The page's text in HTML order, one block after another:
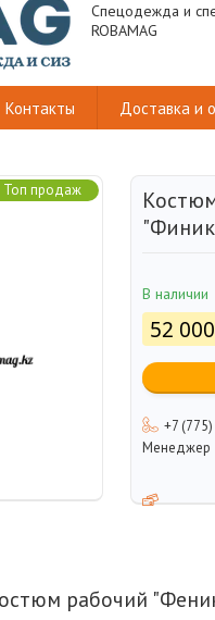
Спецодежда и
ROBAMAG
Контакты Доставка и
Топ продаж
В наличии
52
+7
Менеджер
рабочий